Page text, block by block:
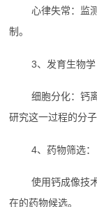
心律失常：监
制。
3、发育生物学
细胞分化：钙
研究这一过程的分子
4、药物筛选：
使用钙成像技
在的药物候选。